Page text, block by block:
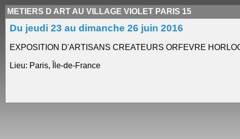
METIERS D ART AU VILLAGE VIOLET PARIS 15
Du jeudi 23 au dimanche 26 juin 2016
EXPOSITION D'ARTISANS CREATEURS ORFEVRE
Lieu: Paris, Île-de-France